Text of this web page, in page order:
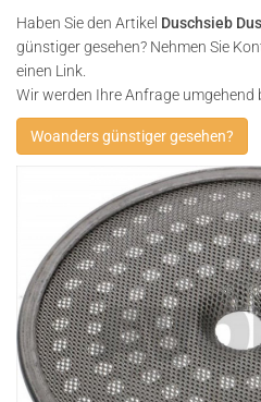
Haben Sie den Artikel Duschsieb
günstiger gesehen? Nehmen Sie
einen Link.
Wir werden Ihre Anfrage umgehend
Woanders günstiger gesehen?